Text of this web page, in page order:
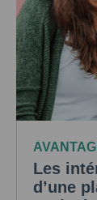
Les
d’une